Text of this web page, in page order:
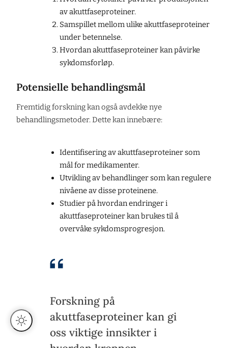
av akuttfaseproteiner.
Samspillet mellom ulike akuttfaseproteiner
under betennelse.
Hvordan akuttfaseproteiner kan påvirke
sykdomsforløp.
Potensielle behandlingsmål
Fremtidig forskning kan også avdekke nye
behandlingsmetoder. Dette kan innebære:
Identifisering av akuttfaseproteiner som
mål for medikamenter.
Utvikling av behandlinger som kan regulere
nivåene av disse proteinene.
Studier på hvordan endringer i
akuttfaseproteiner kan brukes til å
overvåke sykdomsprogresjon.
Forskning på
akuttfaseproteiner kan gi
oss viktige innsikter i